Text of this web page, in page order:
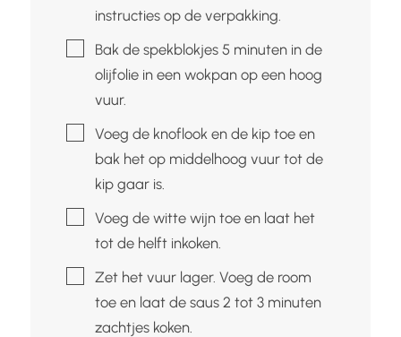
instructies op de verpakking.
▢Bak de spekblokjes 5 minuten in de
olijfolie in een wokpan op een hoog
vuur.
▢Voeg de knoflook en de kip toe en
bak het op middelhoog vuur tot de
kip gaar is.
▢Voeg de witte wijn toe en laat het
tot de helft inkoken.
▢
Zet het vuur lager. Voeg de room
toe en laat de saus 2 tot 3 minuten
zachtjes koken.